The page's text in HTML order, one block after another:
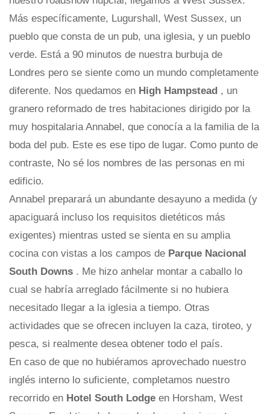
Más específicamente, Lugurshall, West Sussex, un
pueblo que consta de un pub, una iglesia, y un pueblo
verde. Está a 90 minutos de nuestra burbuja de
Londres pero se siente como un mundo completamente
diferente. Nos quedamos en High Hampstead , un
granero reformado de tres habitaciones dirigido por la
muy hospitalaria Annabel, que conocía a la familia de la
boda del pub. Este es ese tipo de lugar. Como punto de
contraste, No sé los nombres de las personas en mi
edificio.
Annabel preparará un abundante desayuno a medida (y
apaciguará incluso los requisitos dietéticos más
exigentes) mientras usted se sienta en su amplia
cocina con vistas a los campos de Parque Nacional
South Downs . Me hizo anhelar montar a caballo lo
cual se habría arreglado fácilmente si no hubiera
necesitado llegar a la iglesia a tiempo. Otras
actividades que se ofrecen incluyen la caza, tiroteo, y
pesca, si realmente desea obtener todo el país.
En caso de que no hubiéramos aprovechado nuestro
inglés interno lo suficiente, completamos nuestro
recorrido en Hotel South Lodge en Horsham, West